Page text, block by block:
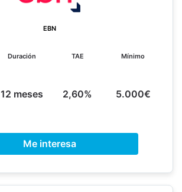
EBN
Duración
12 meses
TAE
2,60%
Mínimo
5.000€
Me interesa